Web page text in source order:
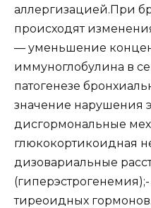
аллергизацией.При
происходят
— уменьшение
иммуноглобулина в
патогенезе
значение нарушения
дисгормональные
глюкокортикоидная
дизовариальные
тиреоидных